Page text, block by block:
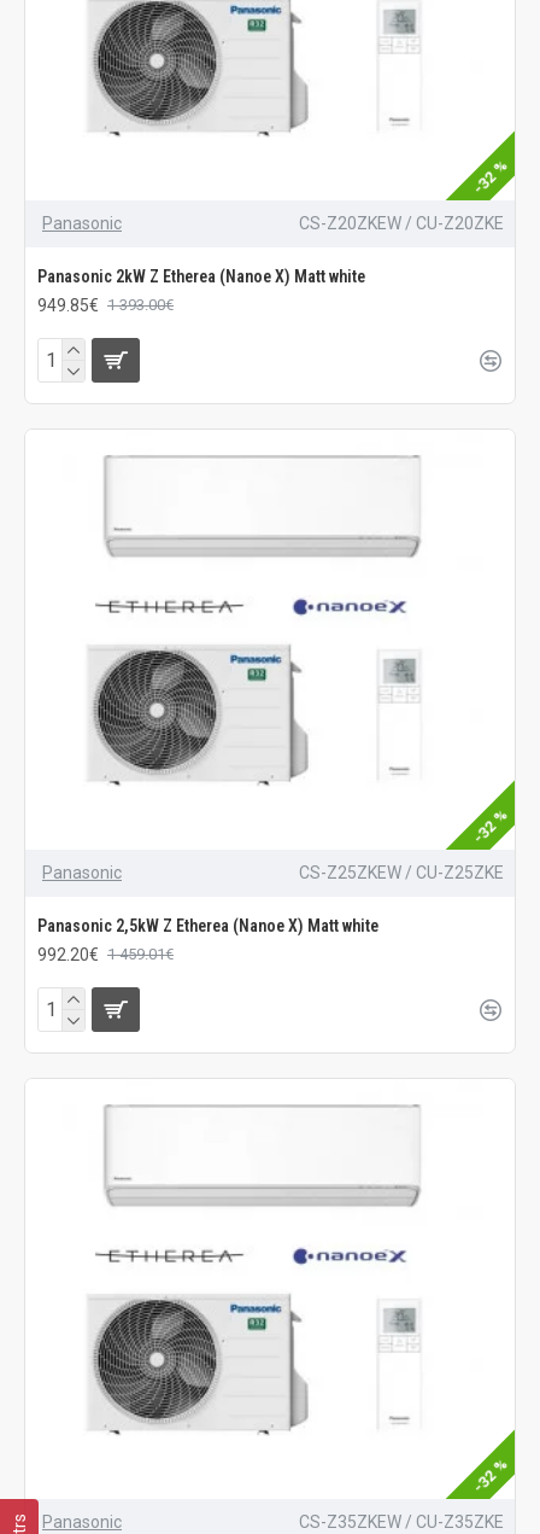
-32 %
Panasonic CS-Z20ZKEW / CU-Z20ZKE
Panasonic 2kW Z Etherea (Nanoe X) Matt white
949.85€ 1 393.00€
-32 %
Panasonic CS-Z25ZKEW / CU-Z25ZKE
Panasonic 2,5kW Z Etherea (Nanoe X) Matt white
992.20€ 1 459.01€
-32 %
Panasonic CS-Z35ZKEW / CU-Z35ZKE